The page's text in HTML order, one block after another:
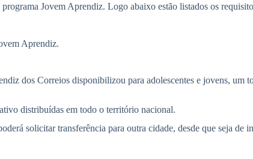
Jovem Aprendiz. Logo abaixo estão listados os
Aprendiz.
dos Correios disponibilizou para adolescentes e jovens,
distribuídas em todo o território nacional.
solicitar transferência para outra cidade, desde que seja de